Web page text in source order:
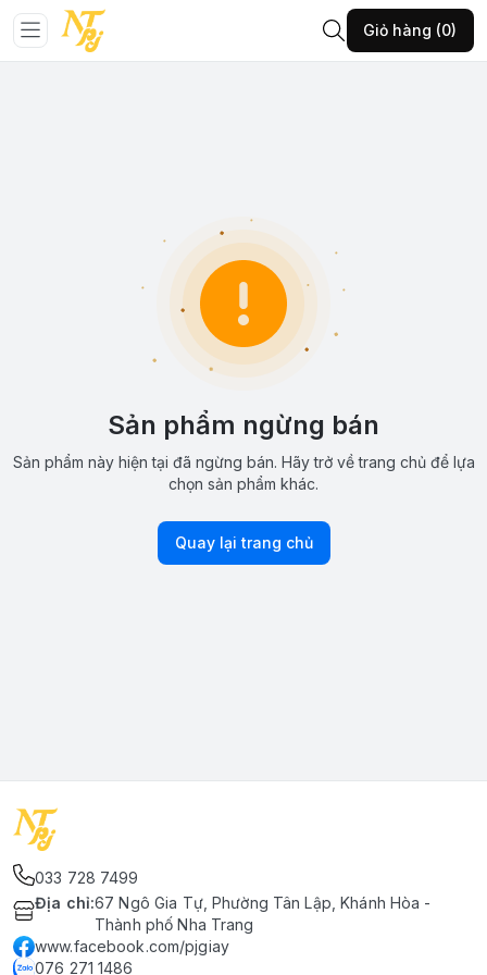
Giỏ hàng (0)
Sản phẩm ngừng bán
Sản phẩm này hiện tại đã ngừng bán. Hãy trở về trang chủ để lựa
chọn sản phẩm khác.
Quay lại trang chủ
033 728 7499
Địa chỉ:67 Ngô Gia Tự, Phường Tân Lập, Khánh Hòa -
Thành phố Nha Trang
www.facebook.com/pjgiay
076 271 1486